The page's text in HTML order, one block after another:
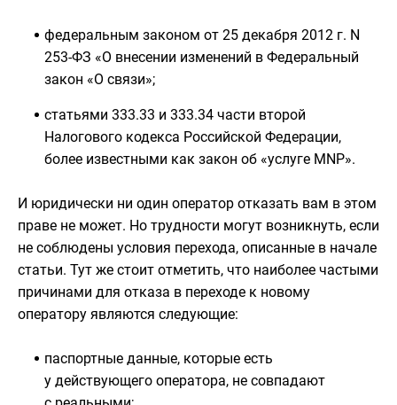
федеральным законом от 25 декабря 2012 г. N
253-ФЗ «О внесении изменений в Федеральный
закон «О связи»;
статьями 333.33 и 333.34 части второй
Налогового кодекса Российской Федерации,
более известными как закон об «услуге MNP».
И юридически ни один оператор отказать вам в этом
праве не может. Но трудности могут возникнуть, если
не соблюдены условия перехода, описанные в начале
статьи. Тут же стоит отметить, что наиболее частыми
причинами для отказа в переходе к новому
оператору являются следующие:
паспортные данные, которые есть
у действующего оператора, не совпадают